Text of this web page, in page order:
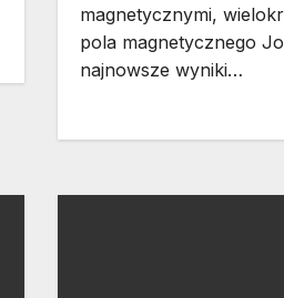
magnetycznymi,
pola magnetycznego
najnowsze wyniki…